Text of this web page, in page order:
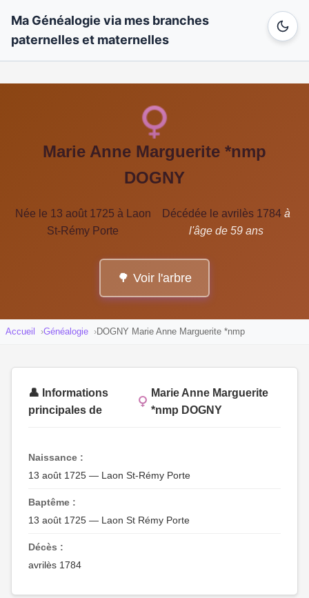
Ma Généalogie via mes branches
paternelles et maternelles
Marie Anne Marguerite *nmp
DOGNY
Née le 13 août 1725 à Laon
St-Rémy Porte
Décédée le avrilès 1784 à
l'âge de 59 ans
🌳 Voir l'arbre
Accueil Généalogie DOGNY Marie Anne Marguerite *nmp
👤 Informations
principales de
Marie Anne Marguerite
*nmp DOGNY
Naissance :
13 août 1725 — Laon St-Rémy Porte
Baptême :
13 août 1725 — Laon St Rémy Porte
Décès :
avrilès 1784